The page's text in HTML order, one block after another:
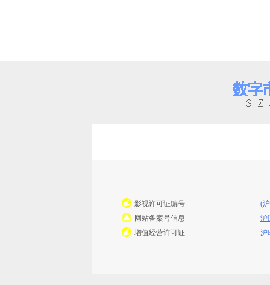
影视许可证编号
网站备案号信息
增值经营许可证
(
沪
沪